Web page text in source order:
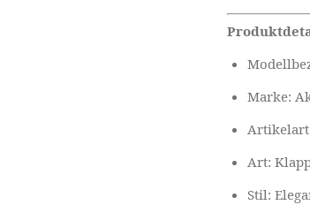
Marke:
Art:
Stil: